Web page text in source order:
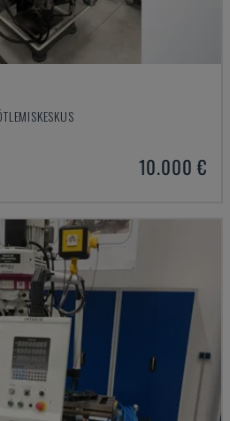
10.000 €